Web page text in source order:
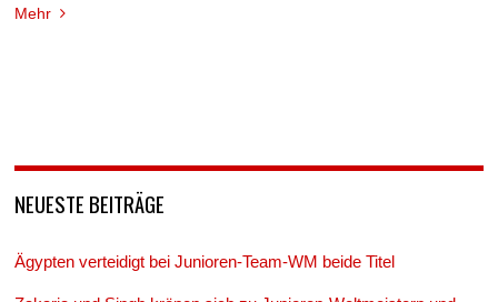
Mehr
NEUESTE BEITRÄGE
Ägypten verteidigt bei Junioren-Team-WM beide Titel